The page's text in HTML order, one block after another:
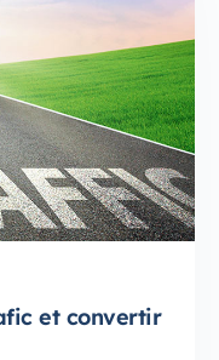
et convertir